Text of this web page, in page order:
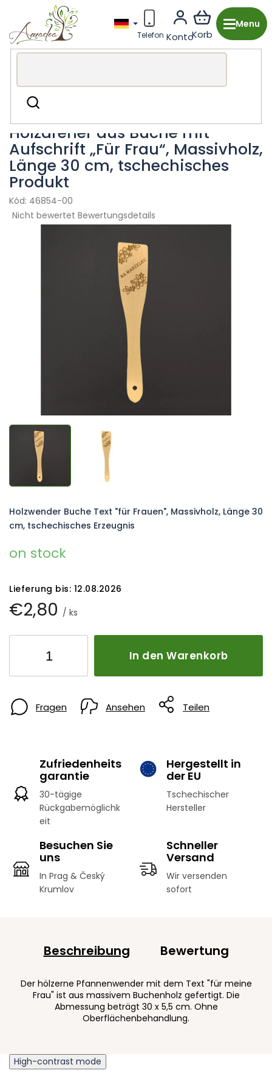
springen
Suchen
Holzproduktion aus Tschechien
Küchenutensilien
Holzdreher aus Buche mit
Aufschrift „Für Frau“, Massivholz,
Länge 30 cm, tschechisches
Produkt
46854-00
Die
durchschnittliche
Nicht bewertet Bewertungsdetails
€2,80 / ks
on stock
Lieferung bis: 12.08.2026
In den Warenkorb
Holzwender Buche Text "für Frauen", Massivholz, Länge 30
cm, tschechisches Erzeugnis
Fragen Ansehen Teilen
Zufriedenheits
garantie
30-tägige
Rückgabemöglichk
eit
Hergestellt in
der EU
Tschechischer
Hersteller
Besuchen Sie
uns
In Prag & Český
Krumlov
Schneller
Versand
Wir versenden
sofort
Beschreibung Bewertung
Der hölzerne Pfannenwender mit dem Text "für meine
Frau" ist aus massivem Buchenholz gefertigt. Die
Abmessung beträgt 30 x 5,5 cm. Ohne
Oberflächenbehandlung.
High-contrast mode